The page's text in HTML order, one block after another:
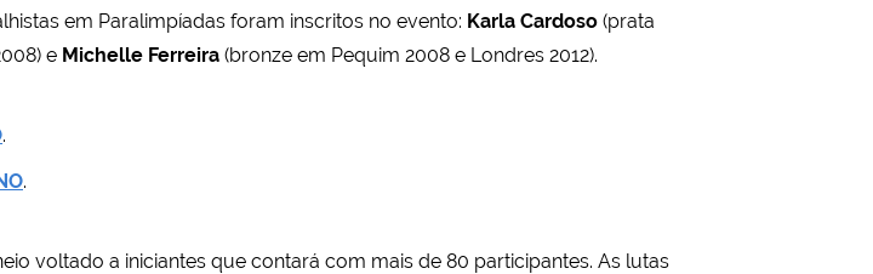
em Paralimpíadas foram inscritos no evento: Karla Cardoso (prata
e Michelle Ferreira (bronze em Pequim 2008 e Londres 2012).
.
.
voltado a iniciantes que contará com mais de 80 participantes. As lutas